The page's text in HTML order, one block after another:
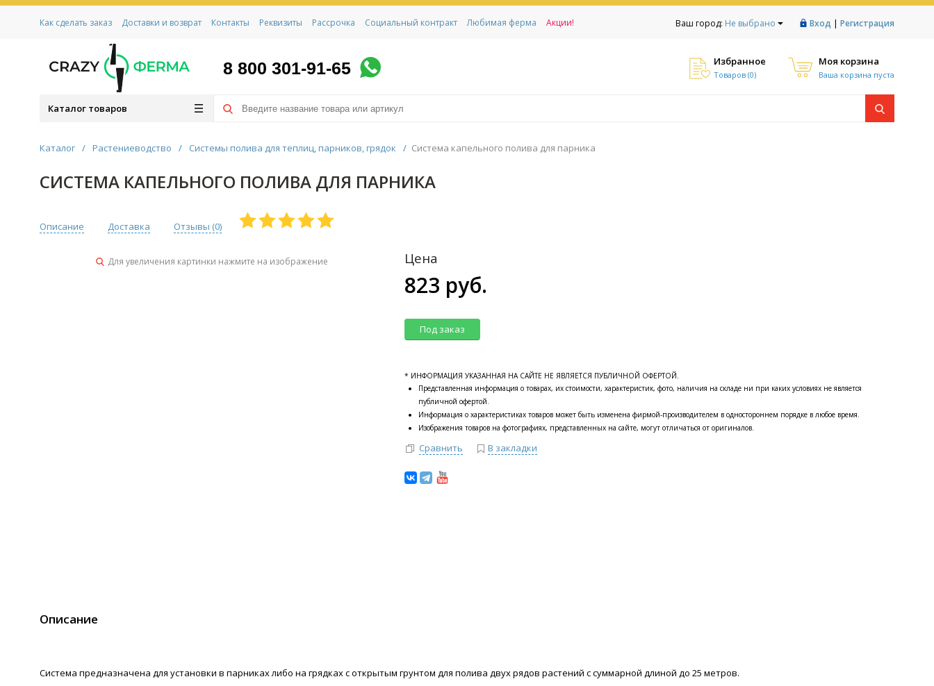
Ваш город: Не выбрано Вход | Регистрация
Как сделать заказ Доставки и возврат Контакты Реквизиты Рассрочка Социальный контракт Любимая ферма Акции!
8 800 301-91-65 Избранное
Товаров (0)
Моя корзина
Ваша корзина пуста
Каталог товаров
Каталог / Растениеводство / Системы полива для теплиц, парников, грядок / Система капельного полива для парника
СИСТЕМА КАПЕЛЬНОГО ПОЛИВА ДЛЯ ПАРНИКА
Описание Доставка Отзывы (0)
Для увеличения картинки нажмите на изображение Цена
823 руб.
Под заказ
* ИНФОРМАЦИЯ УКАЗАННАЯ НА САЙТЕ НЕ ЯВЛЯЕТСЯ ПУБЛИЧНОЙ ОФЕРТОЙ.
Представленная информация о товарах, их стоимости, характеристик, фото, наличия на складе ни при каких условиях не является
публичной офертой.
Информация о характеристиках товаров может быть изменена фирмой-производителем в одностороннем порядке в любое время.
Изображения товаров на фотографиях, представленных на сайте, могут отличаться от оригиналов.
Сравнить В закладки
Описание
Система предназначена для установки в парниках либо на грядках с открытым грунтом для полива двух рядов растений с суммарной длиной до 25 метров.